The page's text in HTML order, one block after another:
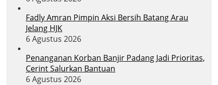
Fadly Amran Pimpin Aksi Bersih Batang Arau
Jelang HJK
6 Agustus 2026
Penanganan Korban Banjir Padang Jadi Prioritas,
Cerint Salurkan Bantuan
6 Agustus 2026